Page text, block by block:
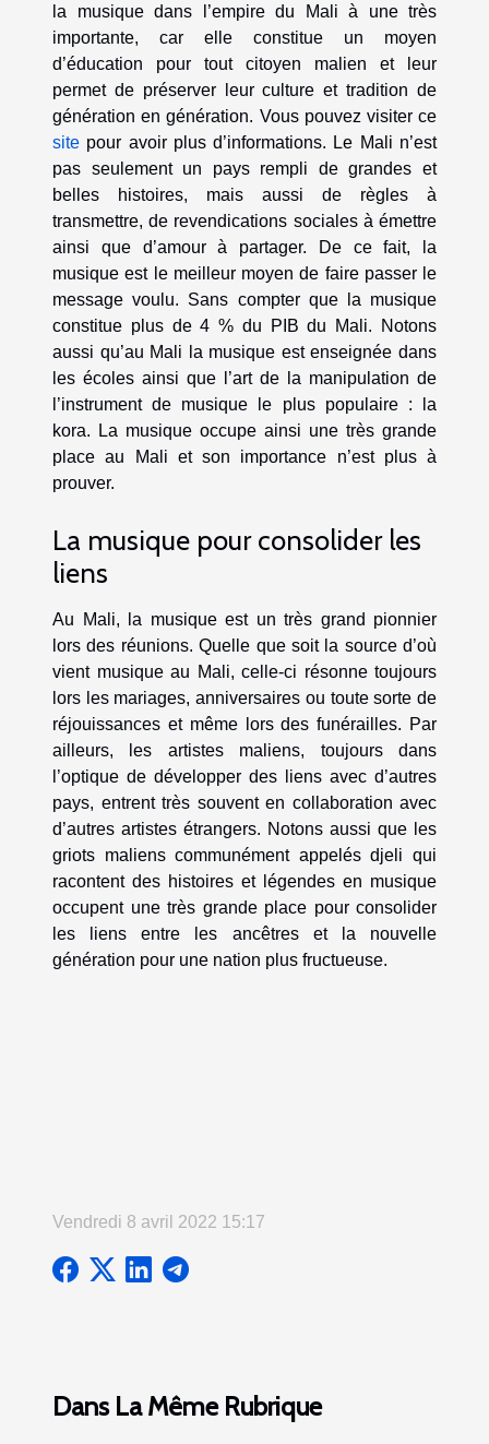
la musique dans l’empire du Mali à une très
importante, car elle constitue un moyen
d’éducation pour tout citoyen malien et leur
permet de préserver leur culture et tradition de
génération en génération. Vous pouvez visiter ce
site pour avoir plus d’informations. Le Mali n’est
pas seulement un pays rempli de grandes et
belles histoires, mais aussi de règles à
transmettre, de revendications sociales à émettre
ainsi que d’amour à partager. De ce fait, la
musique est le meilleur moyen de faire passer le
message voulu. Sans compter que la musique
constitue plus de 4 % du PIB du Mali. Notons
aussi qu’au Mali la musique est enseignée dans
les écoles ainsi que l’art de la manipulation de
l’instrument de musique le plus populaire : la
kora. La musique occupe ainsi une très grande
place au Mali et son importance n’est plus à
prouver.
La musique pour consolider les
liens
Au Mali, la musique est un très grand pionnier
lors des réunions. Quelle que soit la source d’où
vient musique au Mali, celle-ci résonne toujours
lors les mariages, anniversaires ou toute sorte de
réjouissances et même lors des funérailles. Par
ailleurs, les artistes maliens, toujours dans
l’optique de développer des liens avec d’autres
pays, entrent très souvent en collaboration avec
d’autres artistes étrangers. Notons aussi que les
griots maliens communément appelés djeli qui
racontent des histoires et légendes en musique
occupent une très grande place pour consolider
les liens entre les ancêtres et la nouvelle
génération pour une nation plus fructueuse.
Vendredi 8 avril 2022 15:17
Dans La Même Rubrique